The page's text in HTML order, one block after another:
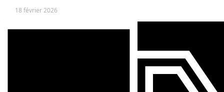
18 février 2026